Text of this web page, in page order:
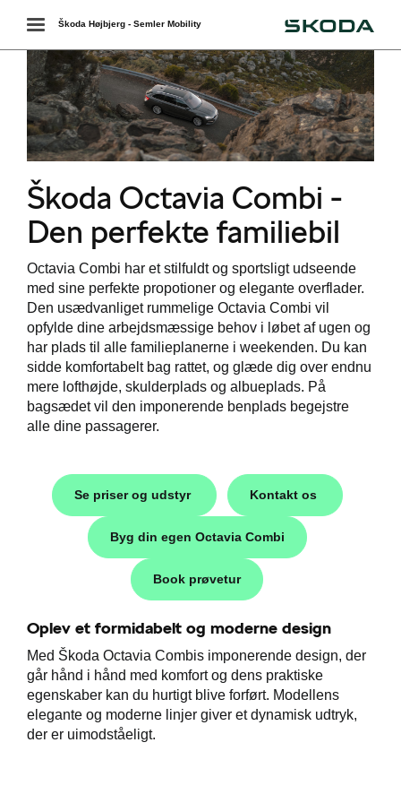
Toggle
navigation
Škoda Højbjerg - Semler Mobility
Škoda Octavia Combi -
Den perfekte familiebil
Octavia Combi har et stilfuldt og sportsligt udseende
med sine perfekte propotioner og elegante overflader.
Den usædvanliget rummelige Octavia Combi vil
opfylde dine arbejdsmæssige behov i løbet af ugen og
har plads til alle familieplanerne i weekenden. Du kan
sidde komfortabelt bag rattet, og glæde dig over endnu
mere lofthøjde, skulderplads og albueplads. På
bagsædet vil den imponerende benplads begejstre
alle dine passagerer.
Se priser og udstyr Kontakt os
Byg din egen Octavia Combi
Book prøvetur
Oplev et formidabelt og moderne design
Med Škoda Octavia Combis imponerende design, der
går hånd i hånd med komfort og dens praktiske
egenskaber kan du hurtigt blive forført. Modellens
elegante og moderne linjer giver et dynamisk udtryk,
der er uimodståeligt.